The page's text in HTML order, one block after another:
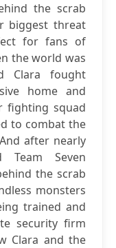
the scrab
biggest threat
for fans of
the world was
Clara fought
home and
fighting squad
to combat the
after nearly
Seven
the scrab
monsters
trained and
security firm
Clara and the